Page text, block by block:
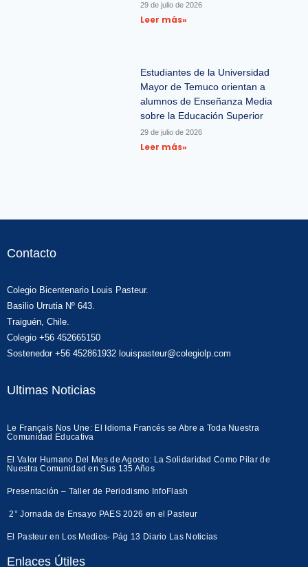
29 de julio de 2026
Leer más»
Estudiantes de la Universidad
Mayor de Temuco orientan a
alumnos de Enseñanza Media
sobre la Educación Superior
29 de julio de 2026
Leer más»
Contacto
Colegio Bicentenario Louis Pasteur.
Basilio Urrutia Nº 643.
Traiguén, Chile.
Colegio +56 452665150
Sostenedor +56 452861932 louispasteur@colegiolp.com
Ultimas Noticias
Le Français Nos Une: El Idioma Francés se Abre a Toda Nuestra
Comunidad Educativa
El Valor Humano Del Mes de Agosto: La Solidaridad Como Pilar de
Nuestra Comunidad en Sus 135 Años
Presentación – Taller de Periodismo InfoFlash
2° Jornada de Ensayo PAES 2026 en el Pasteur
El Pasteur en Los Medios- Pág 13 Diario Las Noticias
Enlaces Útiles